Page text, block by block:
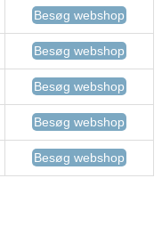
Besøg webshop
Besøg webshop
Besøg webshop
Besøg webshop
Besøg webshop